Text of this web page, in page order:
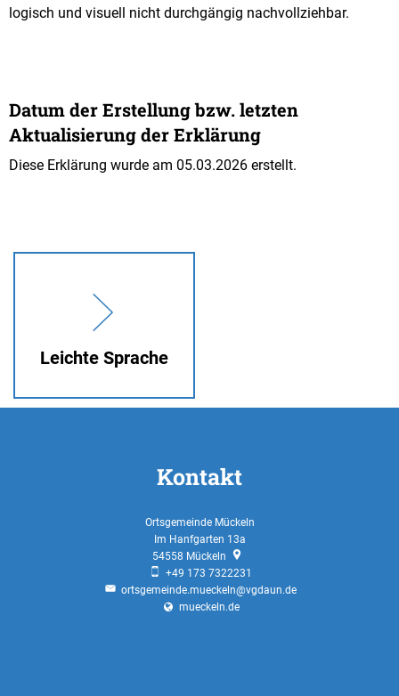
logisch und visuell nicht durchgängig nachvollziehbar.
Datum der Erstellung bzw. letzten
Aktualisierung der Erklärung
Diese Erklärung wurde am 05.03.2026 erstellt.
Leichte Sprache
Kontakt
Ortsgemeinde Mückeln
Im Hanfgarten 13a
54558 Mückeln
+49 173 7322231
ortsgemeinde.mueckeln@vgdaun.de
mueckeln.de